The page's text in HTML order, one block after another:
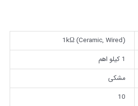
(Ceramic, Wired) 1kΩ
1 کیلو اهم
مشکی
10